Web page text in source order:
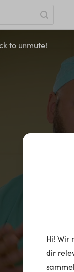
to unmute!
Hi! Wir
dir